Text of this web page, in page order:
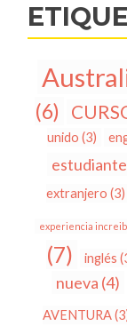
(6)
unido (3)
estudiante
extranjero (3)
experiencia
(7)
inglés
nueva (4)
AVENTURA